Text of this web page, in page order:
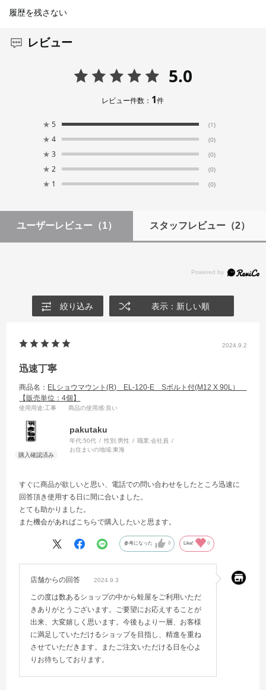
履歴を残さない
レビュー
5.0
レビュー件数： 1件
★ 5 (1)
★ 4 (0)
★ 3 (0)
★ 2 (0)
★ 1 (0)
ユーザーレビュー （1） スタッフレビュー（2）
絞り込み 表示：新しい順
2024.9.2
迅速丁寧
商品名： ELショウマウント(R) EL-120-E Sボルト付(M12 X 90L）
【販売単位：4個】
使用用途:工事 商品の使用感:良い
pakutaku
年代:50代 性別:男性 職業:会社員
お住まいの地域:東海
すぐに商品が欲しいと思い、電話での問い合わせをしたところ迅速に
回答頂き使用する日に間に合いました。
とても助かりました。
また機会があればこちらで購入したいと思ます。
参考になった 0 Like! 0
店舗からの回答 2024.9.3
この度は数あるショップの中から蛙屋をご利用いただ
きありがとうございます。ご要望にお応えすることが
出来、大変嬉しく思います。今後もより一層、お客様
に満足していただけるショップを目指し、精進を重ね
させていただきます。またご注文いただける日を心よ
りお待ちしております。